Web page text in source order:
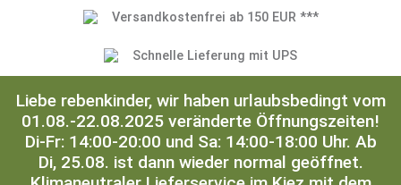
Versandkostenfrei ab 150 EUR ***
Schnelle Lieferung mit UPS
Liebe rebenkinder, wir haben urlaubsbedingt vom
01.08.-22.08.2025 veränderte Öffnungszeiten!
Di-Fr: 14:00-20:00 und Sa: 14:00-18:00 Uhr. Ab
Di, 25.08. ist dann wieder normal geöffnet.